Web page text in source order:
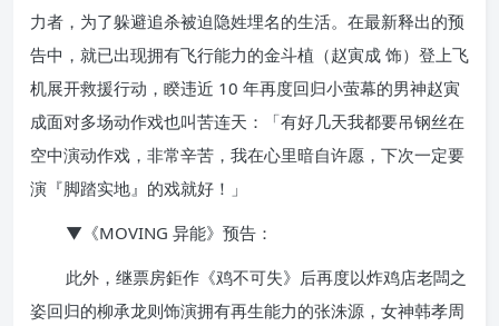
力者，为了躲避追杀被迫隐姓埋名的生活。在最新释出的预
告中，就已出现拥有飞行能力的金斗植（赵寅成 饰）登上飞
机展开救援行动，睽违近 10 年再度回归小萤幕的男神赵寅
成面对多场动作戏也叫苦连天：「有好几天我都要吊钢丝在
空中演动作戏，非常辛苦，我在心里暗自许愿，下次一定要
演『脚踏实地』的戏就好！」
▼《MOVING 异能》预告：
此外，继票房鉅作《鸡不可失》后再度以炸鸡店老闆之
姿回归的柳承龙则饰演拥有再生能力的张洙源，女神韩孝周